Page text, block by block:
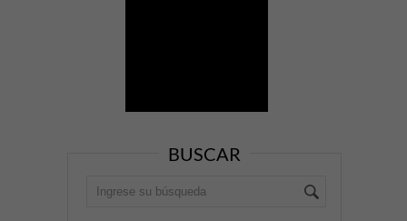
BUSCAR